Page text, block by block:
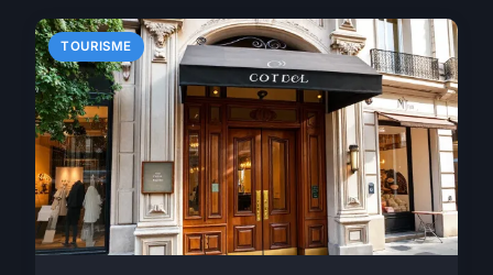
TOURISME